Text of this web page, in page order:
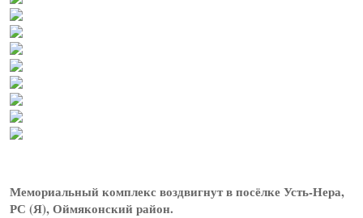
Мемориальный комплекс воздвигнут в посёлке Усть-Нера,
РС (Я), Оймяконский район.